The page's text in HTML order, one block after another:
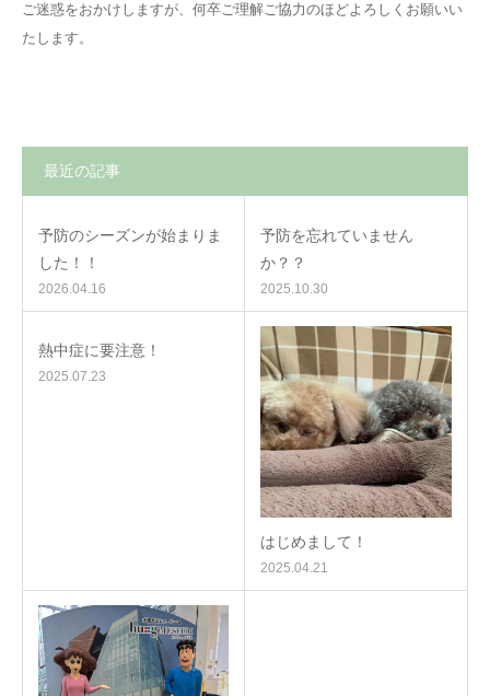
ご迷惑をおかけしますが、何卒ご理解ご協力のほどよろしくお願いい
たします。
最近の記事
予防のシーズンが始まりま
した！！
2026.04.16
予防を忘れていません
か？？
2025.10.30
熱中症に要注意！
2025.07.23
はじめまして！
2025.04.21